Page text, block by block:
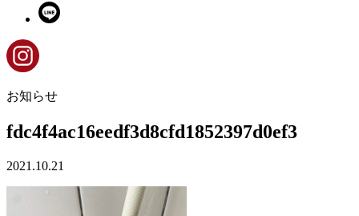
お知らせ
fdc4f4ac16eedf3d8cfd1852397d0ef3
2021.10.21